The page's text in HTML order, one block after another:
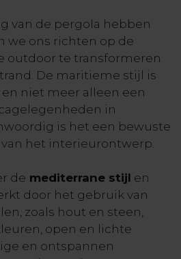
van de pergola hebben
we ons richten op de
outdoor te transformeren
De maritieme stijl is
niet meer alleen een
in
is het een bewuste
het interieurontwerp.
de mediterrane stijl en
door het gebruik van
zoals hout en steen,
open en lichte
en ontspannen